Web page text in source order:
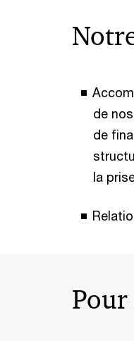
de
de
la